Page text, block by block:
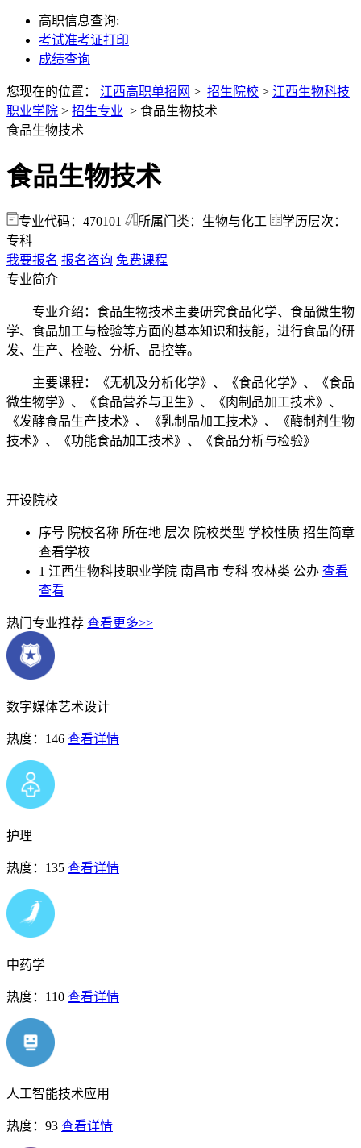
高职信息查询:
考试准考证打印
成绩查询
您现在的位置： 江西高职单招网 > 招生院校 > 江西生物科技
职业学院 > 招生专业 > 食品生物技术
食品生物技术
食品生物技术
专业代码：470101 所属门类：生物与化工
学历层次：
专科
我要报名 报名咨询 免费课程
专业简介
专业介绍：食品生物技术主要研究食品化学、食品微生物
学、食品加工与检验等方面的基本知识和技能，进行食品的研
发、生产、检验、分析、品控等。
主要课程：《无机及分析化学》、《食品化学》、《食品
微生物学》、《食品营养与卫生》、《肉制品加工技术》、
《发酵食品生产技术》、《乳制品加工技术》、《酶制剂生物
技术》、《功能食品加工技术》、《食品分析与检验》
开设院校
序号 院校名称 所在地 层次 院校类型 学校性质 招生简章
查看学校
1 江西生物科技职业学院 南昌市 专科 农林类 公办 查看
查看
热门专业推荐 查看更多>>
数字媒体艺术设计
热度：146 查看详情
护理
热度：135 查看详情
中药学
热度：110 查看详情
人工智能技术应用
热度：93 查看详情